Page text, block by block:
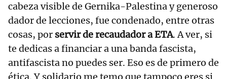
cabeza visible de Gernika-Palestina y generoso
dador de lecciones, fue condenado, entre otras
cosas, por servir de recaudador a ETA. A ver, si
te dedicas a financiar a una banda fascista,
antifascista no puedes ser. Eso es de primero de